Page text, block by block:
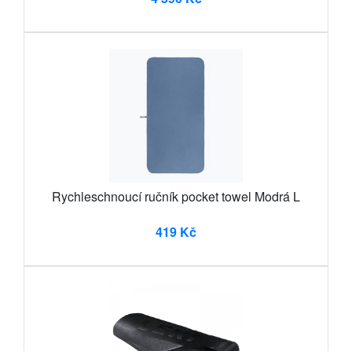
Rychleschnoucí ručník pocket towel Modrá L
419 Kč